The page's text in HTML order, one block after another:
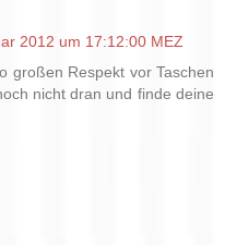
2012 um 17:12:00 MEZ
großen Respekt vor Taschen
nicht dran und finde deine